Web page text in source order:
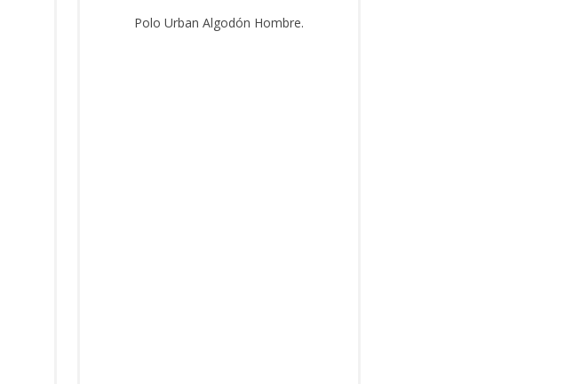
Polo Urban Algodón Hombre.